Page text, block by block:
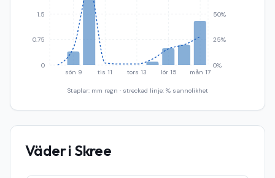
sön 9 tis 11 tors 13 lör 15 mån 17
0
0.75
1.5
0%
25%
50%
Staplar: mm regn · streckad linje: % sannolikhet
Väder i Skree